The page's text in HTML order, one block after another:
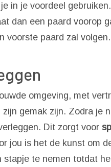
in je voordeel
dan een paard voorop
voorste paard zal volgen.
omgeving, met
zijn gemak zijn. Zodra je
Dit zorgt voor
jou is het de kunst om
stapje te nemen totdat